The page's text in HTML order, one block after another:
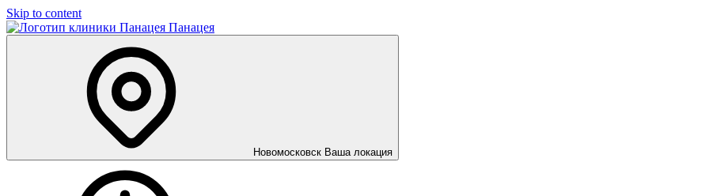
Skip to content
Панацея
Новомосковск Ваша локация